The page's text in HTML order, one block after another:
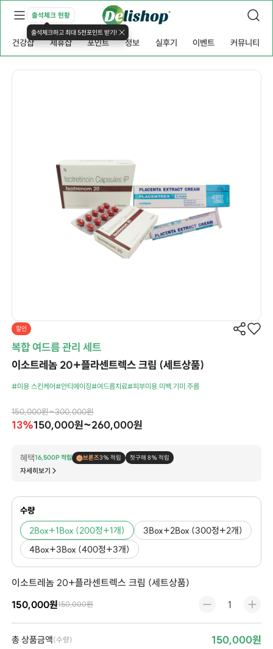
출석체크 현황
출석체크하고 최대 5천포인트 받기!
건강샵 제휴샵 포인트 정보 실후기 이벤트 커뮤니티
할인
복합 여드름 관리 세트
이소트레놈 20+플라센트렉스 크림 (세트상품)
#미용 스킨케어#안티에이징#여드름치료#피부미용.미백.기미.주름
150,000원~300,000원
13%150,000원~260,000원
혜택16,500P 적립 브론즈3% 적립 첫구매 8% 적립
자세히보기
수량
2Box+1Box (200정+1개)
3Box+2Box (300정+2개)
4Box+3Box (400정+3개)
이소트레놈 20+플라센트렉스 크림 (세트상품)
150,000원150,000원
총 상품금액(수량) 150,000원